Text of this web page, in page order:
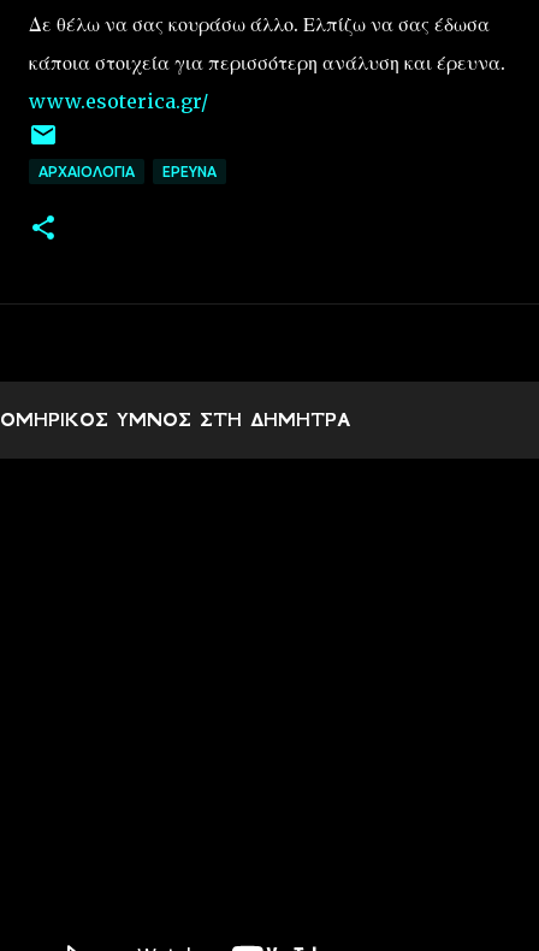
Δε θέλω να σας κουράσω άλλο. Ελπίζω να σας έδωσα
κάποια στοιχεία για περισσότερη ανάλυση και έρευνα.
www.esoterica.gr/
ΑΡΧΑΙΟΛΟΓΙΑ EΡΕΥΝΑ
ΟΜΗΡΙΚΟΣ ΥΜΝΟΣ ΣΤΗ ΔΗΜΗΤΡΑ